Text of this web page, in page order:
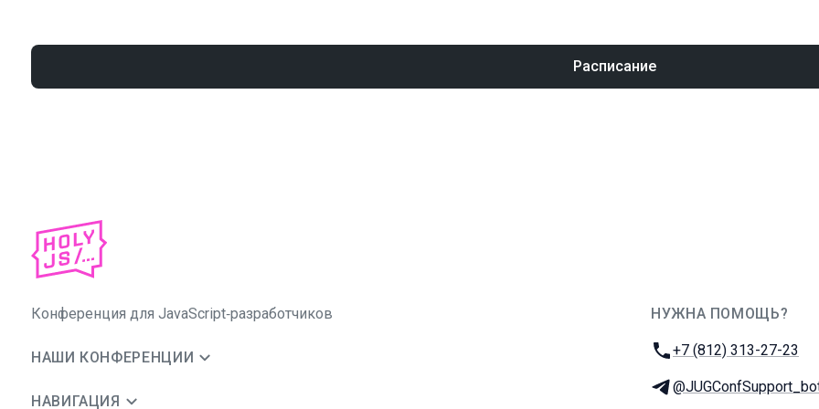
Расписание
Конференция для JavaScript‑разработчиков
НАШИ КОНФЕРЕНЦИИ
НАВИГАЦИЯ
НУЖНА ПОМОЩЬ?
Телефон:
+7 (812) 313-27-23
Телеграм: